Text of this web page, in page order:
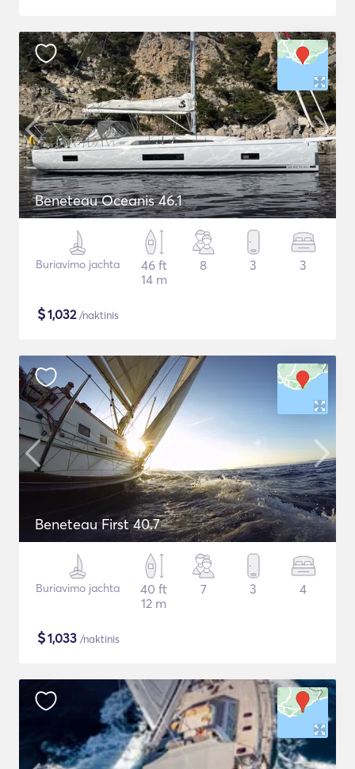
Beneteau Oceanis 46.1
Buriavimo jachta
46 ft
14 m
8 3 3
$1,032/naktinis
Beneteau First 40.7
Buriavimo jachta
40 ft
12 m
7 3 4
$1,033 /naktinis